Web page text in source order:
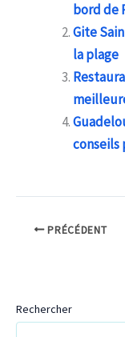
bord de
Gite
la plage
conseils
PRÉCÉDENT
Rechercher